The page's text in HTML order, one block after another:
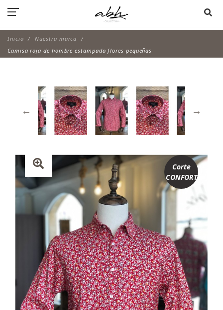
Inicio
Nuestra marca
Camisa roja de hombre estampado flores pequeñas
Corte
CONFORT